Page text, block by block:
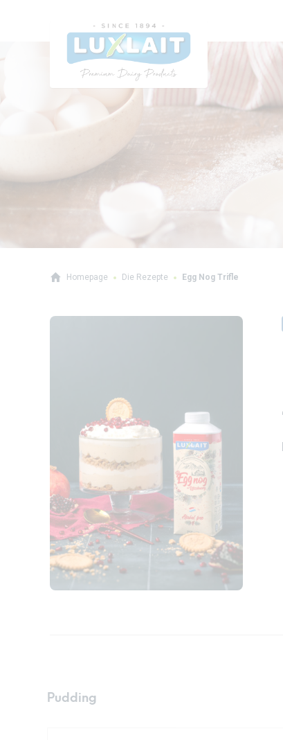
Homepage Die Rezepte Egg Nog Trifle
Pudding